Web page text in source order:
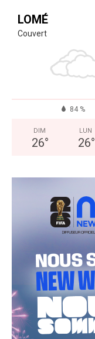
LOMÉ
Couvert
84 %
DIM
26°
LUN
26°